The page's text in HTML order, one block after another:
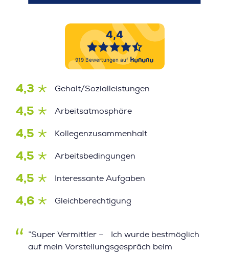
4,3 Gehalt/Sozialleistungen
4,5 Arbeitsatmosphäre
4,5 Kollegenzusammenhalt
4,5 Arbeitsbedingungen
4,5 Interessante Aufgaben
4,6 Gleichberechtigung
”Super Vermittler – Ich wurde bestmöglich
auf mein Vorstellungsgespräch beim